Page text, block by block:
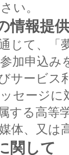
い。
情報提
じて、「
加申込
サービス
セージ
する高等
体、又は
関して